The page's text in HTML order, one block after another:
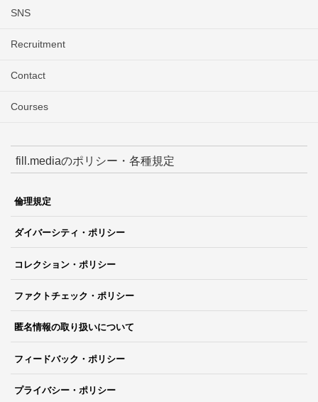
SNS
Recruitment
Contact
Courses
fill.mediaのポリシー・各種規定
倫理規定
ダイバーシティ・ポリシー
コレクション・ポリシー
ファクトチェック・ポリシー
匿名情報の取り扱いについて
フィードバック・ポリシー
プライバシー・ポリシー